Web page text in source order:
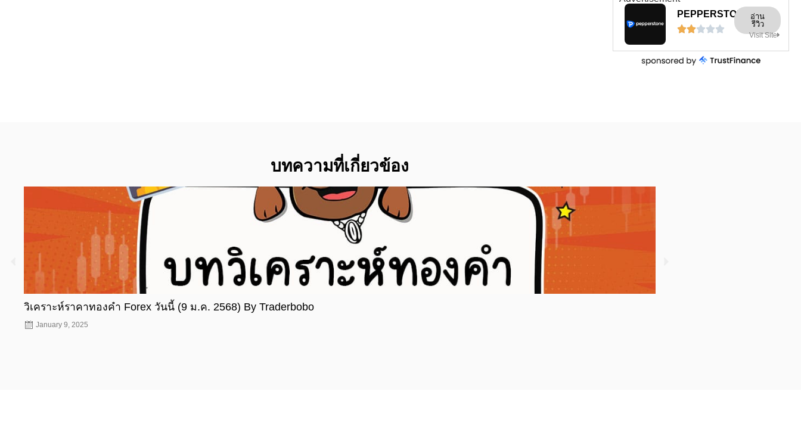
PEPPERSTONE

อ่าน
รีวิว
Visit Site
บทความที่เกี่ยวข้อง
วิเคราะห์ราคาทองคำ Forex วันนี้ (9 ม.ค. 2568) By Traderbobo
January 9, 2025